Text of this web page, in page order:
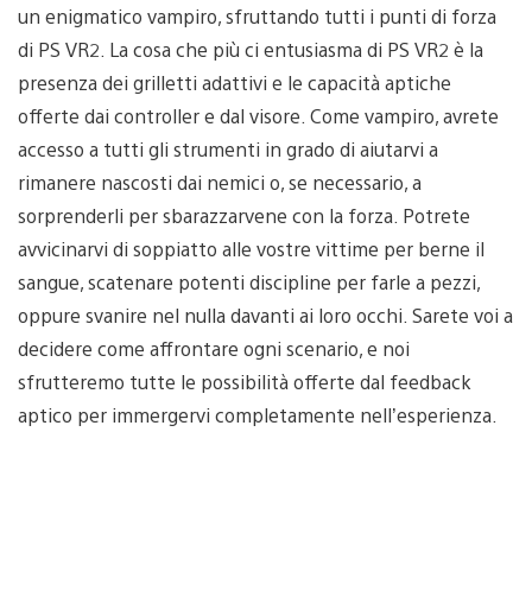
un enigmatico vampiro, sfruttando tutti i punti di forza
di PS VR2. La cosa che più ci entusiasma di PS VR2 è la
presenza dei grilletti adattivi e le capacità aptiche
offerte dai controller e dal visore. Come vampiro, avrete
accesso a tutti gli strumenti in grado di aiutarvi a
rimanere nascosti dai nemici o, se necessario, a
sorprenderli per sbarazzarvene con la forza. Potrete
avvicinarvi di soppiatto alle vostre vittime per berne il
sangue, scatenare potenti discipline per farle a pezzi,
oppure svanire nel nulla davanti ai loro occhi. Sarete voi a
decidere come affrontare ogni scenario, e noi
sfrutteremo tutte le possibilità offerte dal feedback
aptico per immergervi completamente nell’esperienza.